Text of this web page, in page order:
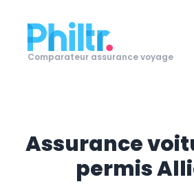
Comparateur assurance voyage
Assurance
permis